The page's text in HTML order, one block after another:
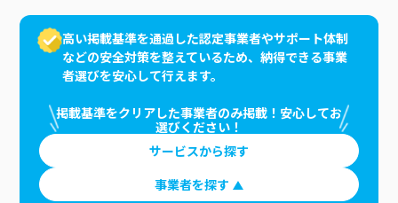
高い掲載基準を通過した認定事業者やサポート体制
などの安全対策を整えているため、納得できる事業
者選びを安心して行えます。
掲載基準をクリアした事業者のみ掲載！安心してお
選びください！
サービスから探す
事業者を探す